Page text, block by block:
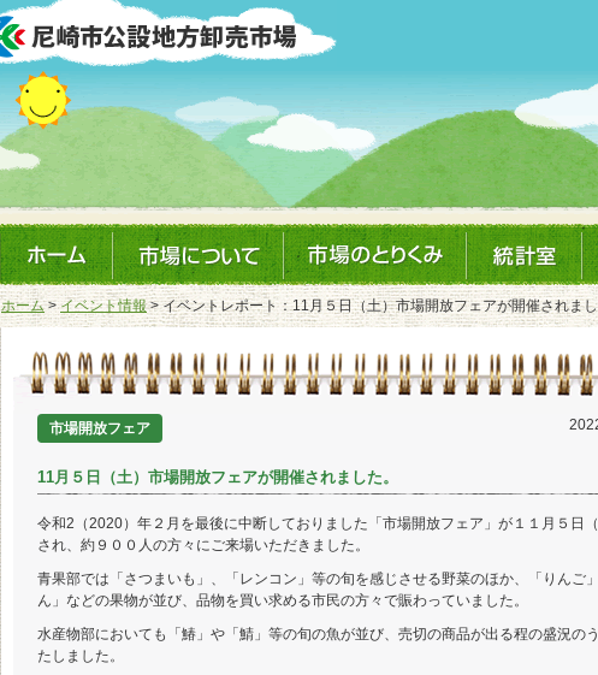
ホーム> イベント情報> イベントレポート：11月５日（土）市場開放フェアが開催されま
市場開放フェア
11月５日（土）市場開放フェアが開催されました。
令和2（2020）年２月を最後に中断しておりました「市場開放フェア」が１１月５日
され、約９００人の方々にご来場いただきました。
青果部では「さつまいも」、「レンコン」等の旬を感じさせる野菜のほか、「りんご
ん」などの果物が並び、品物を買い求める市民の方々で賑わっていました。
水産物部においても「鰆」や「鯖」等の旬の魚が並び、売切の商品が出る程の盛況の
たしました。